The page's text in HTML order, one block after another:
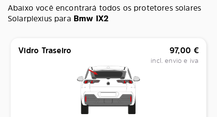
Abaixo você encontrará todos os protetores solares
Solarplexius para Bmw IX2
Vidro Traseiro 97,00 €
incl. envio e iva